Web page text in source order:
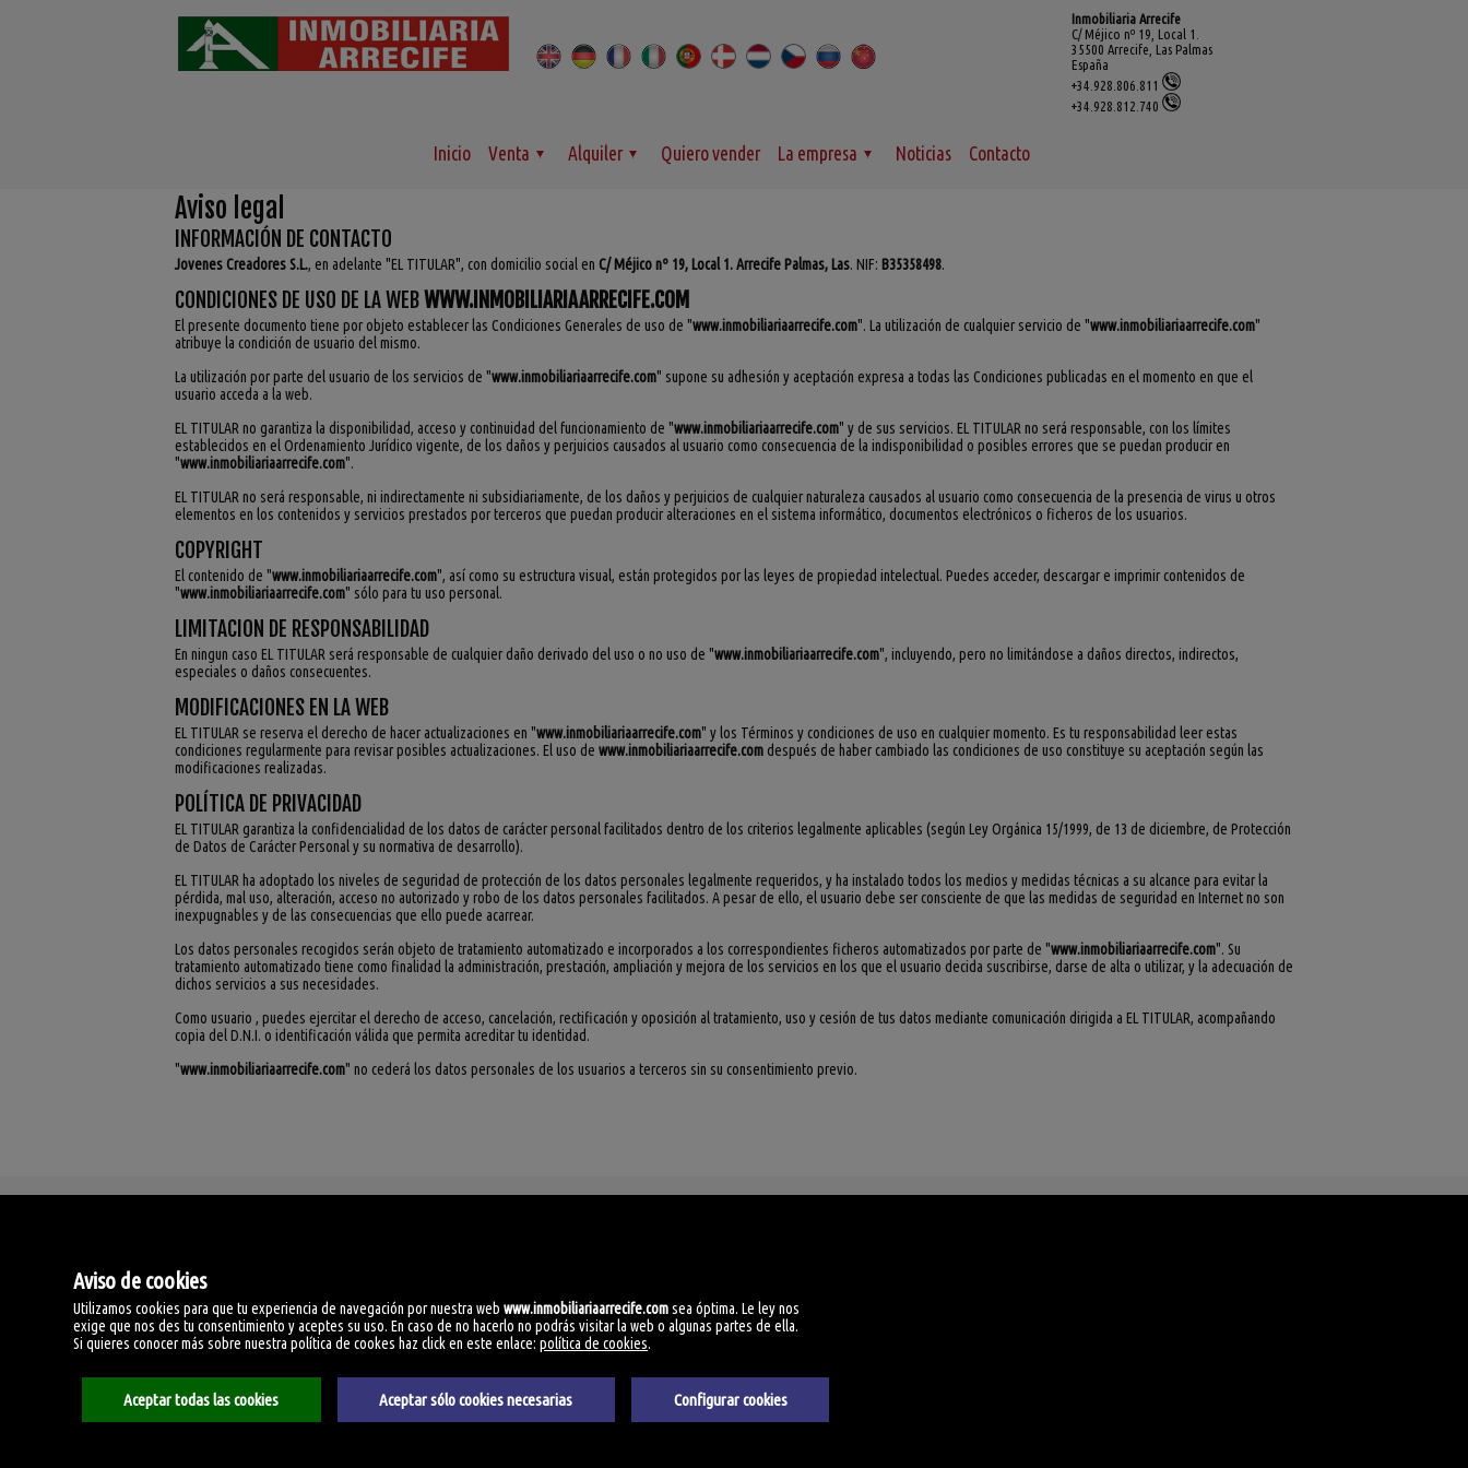
Inmobiliaria Arrecife
C/ Méjico nº 19, Local 1.
35500 Arrecife, Las Palmas
España
+34.928.806.811
+34.928.812.740
Inicio Venta Alquiler Quiero vender La empresa Noticias Contacto
Aviso legal
INFORMACIÓN DE CONTACTO
Jovenes Creadores S.L., en adelante "EL TITULAR", con domicilio social en C/ Méjico nº 19, Local 1. Arrecife Palmas, Las. NIF: B35358498.
CONDICIONES DE USO DE LA WEBWWW.INMOBILIARIAARRECIFE.COM
El presente documento tiene por objeto establecer las Condiciones Generales de uso de "www.inmobiliariaarrecife.com". La utilización de cualquier servicio de "www.inmobiliariaarrecife.com"
atribuye la condición de usuario del mismo.
La utilización por parte del usuario de los servicios de "www.inmobiliariaarrecife.com" supone su adhesión y aceptación expresa a todas las Condiciones publicadas en el momento en que el
usuario acceda a la web.
EL TITULAR no garantiza la disponibilidad, acceso y continuidad del funcionamiento de "www.inmobiliariaarrecife.com" y de sus servicios. EL TITULAR no será responsable, con los límites
establecidos en el Ordenamiento Jurídico vigente, de los daños y perjuicios causados al usuario como consecuencia de la indisponibilidad o posibles errores que se puedan producir en
"www.inmobiliariaarrecife.com".
EL TITULAR no será responsable, ni indirectamente ni subsidiariamente, de los daños y perjuicios de cualquier naturaleza causados al usuario como consecuencia de la presencia de virus u otros
elementos en los contenidos y servicios prestados por terceros que puedan producir alteraciones en el sistema informático, documentos electrónicos o ficheros de los usuarios.
COPYRIGHT
El contenido de "www.inmobiliariaarrecife.com", así como su estructura visual, están protegidos por las leyes de propiedad intelectual. Puedes acceder, descargar e imprimir contenidos de
"www.inmobiliariaarrecife.com" sólo para tu uso personal.
LIMITACION DE RESPONSABILIDAD
En ningun caso EL TITULAR será responsable de cualquier daño derivado del uso o no uso de "www.inmobiliariaarrecife.com", incluyendo, pero no limitándose a daños directos, indirectos,
especiales o daños consecuentes.
MODIFICACIONES EN LA WEB
EL TITULAR se reserva el derecho de hacer actualizaciones en "www.inmobiliariaarrecife.com" y los Términos y condiciones de uso en cualquier momento. Es tu responsabilidad leer estas
condiciones regularmente para revisar posibles actualizaciones. El uso de www.inmobiliariaarrecife.com después de haber cambiado las condiciones de uso constituye su aceptación según las
modificaciones realizadas.
POLÍTICA DE PRIVACIDAD
EL TITULAR garantiza la confidencialidad de los datos de carácter personal facilitados dentro de los criterios legalmente aplicables (según Ley Orgánica 15/1999, de 13 de diciembre, de Protección
de Datos de Carácter Personal y su normativa de desarrollo).
EL TITULAR ha adoptado los niveles de seguridad de protección de los datos personales legalmente requeridos, y ha instalado todos los medios y medidas técnicas a su alcance para evitar la
pérdida, mal uso, alteración, acceso no autorizado y robo de los datos personales facilitados. A pesar de ello, el usuario debe ser consciente de que las medidas de seguridad en Internet no son
inexpugnables y de las consecuencias que ello puede acarrear.
Los datos personales recogidos serán objeto de tratamiento automatizado e incorporados a los correspondientes ficheros automatizados por parte de "www.inmobiliariaarrecife.com". Su
tratamiento automatizado tiene como finalidad la administración, prestación, ampliación y mejora de los servicios en los que el usuario decida suscribirse, darse de alta o utilizar, y la adecuación de
dichos servicios a sus necesidades.
Como usuario , puedes ejercitar el derecho de acceso, cancelación, rectificación y oposición al tratamiento, uso y cesión de tus datos mediante comunicación dirigida a EL TITULAR, acompañando
copia del D.N.I. o identificación válida que permita acreditar tu identidad.
"www.inmobiliariaarrecife.com" no cederá los datos personales de los usuarios a terceros sin su consentimiento previo.
+34.928.806.811
+34.928.812.740
Aviso Legal
Política de privacidad
Aviso de cookies
Utilizamos cookies para que tu experiencia de navegación por nuestra webwww.inmobiliariaarrecife.comsea óptima. Le ley nos
exige que nos des tu consentimiento y aceptes su uso. En caso de no hacerlo no podrás visitar la web o algunas partes de ella.
Si quieres conocer más sobre nuestra política de cookes haz click en este enlace:política de cookies.
Aceptar todas las cookies Aceptar sólo cookies necesarias Configurar cookies